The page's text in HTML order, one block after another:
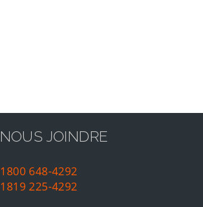
NOUS JOINDRE
1800 648-4292
1819 225-4292